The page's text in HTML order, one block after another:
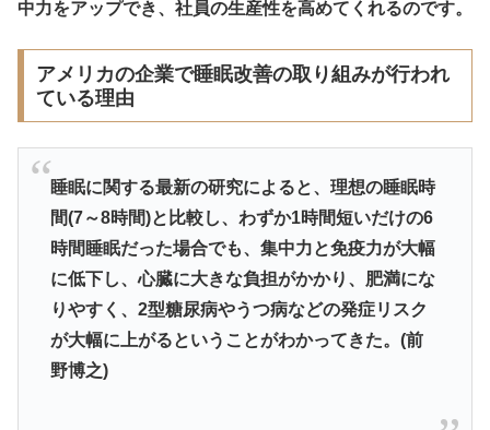
中力をアップでき、社員の生産性を高めてくれるのです。
アメリカの企業で睡眠改善の取り組みが行われ
ている理由
睡眠に関する最新の研究によると、理想の睡眠時
間(7～8時間)と比較し、わずか1時間短いだけの6
時間睡眠だった場合でも、集中力と免疫力が大幅
に低下し、心臓に大きな負担がかかり、肥満にな
りやすく、2型糖尿病やうつ病などの発症リスク
が大幅に上がるということがわかってきた。(前
野博之)